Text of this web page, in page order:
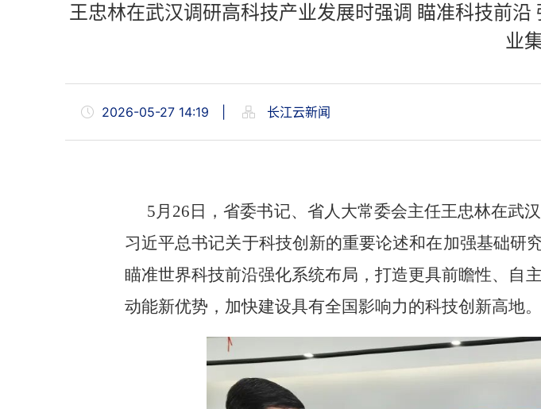
王忠林在武汉调研高科技产业发展时强调 瞄准科技前
业
2026-05-27 14:19 长江云新闻
5月26日，省委书记、省人大常委会主任王忠林在武
习近平总书记关于科技创新的重要论述和在加强基础研
瞄准世界科技前沿强化系统布局，打造更具前瞻性、自
动能新优势，加快建设具有全国影响力的科技创新高地。